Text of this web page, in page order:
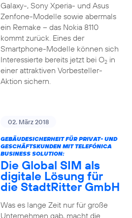
Galaxy-, Sony Xperia- und Asus
Zenfone-Modelle sowie abermals
ein Remake – das Nokia 8110
kommt zurück. Eines der
Smartphone-Modelle können sich
Interessierte bereits jetzt bei O2in
einer attraktiven Vorbesteller-
Aktion sichern.
02. März 2018
GEBÄUDESICHERHEIT FÜR PRIVAT- UND
GESCHÄFTSKUNDEN MIT TELEFÓNICA
BUSINESS SOLUTION:
Die Global SIM als
digitale Lösung für
die StadtRitter GmbH
Was es lange Zeit nur für große
Unternehmen gab, macht die